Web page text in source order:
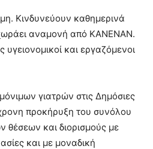
Κινδυνεύουν καθημερινά
αναμονή από ΚΑΝΕΝΑΝ.
και εργαζόμενοι
γιατρών στις Δημόσιες
προκήρυξη του συνόλου
και διορισμούς με
και με μοναδική